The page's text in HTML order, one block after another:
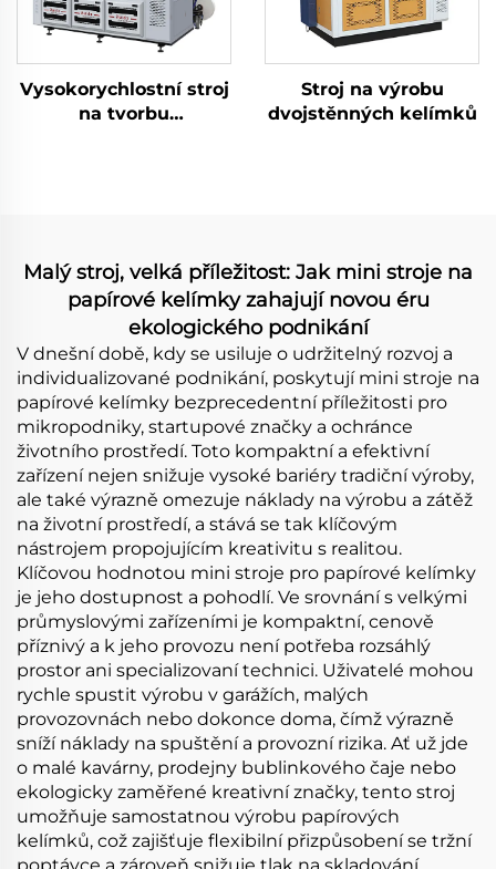
Vysokorychlostní stroj
na tvorbu
Stroj na výrobu
dvojstěnných kelímků
Malý stroj, velká příležitost: Jak mini stroje na
papírové kelímky zahajují novou éru
ekologického podnikání
V dnešní době, kdy se usiluje o udržitelný rozvoj a
individualizované podnikání, poskytují mini stroje na
papírové kelímky bezprecedentní příležitosti pro
mikropodniky, startupové značky a ochránce
životního prostředí. Toto kompaktní a efektivní
zařízení nejen snižuje vysoké bariéry tradiční výroby,
ale také výrazně omezuje náklady na výrobu a zátěž
na životní prostředí, a stává se tak klíčovým
nástrojem propojujícím kreativitu s realitou.
Klíčovou hodnotou mini stroje pro papírové kelímky
je jeho dostupnost a pohodlí. Ve srovnání s velkými
průmyslovými zařízeními je kompaktní, cenově
příznivý a k jeho provozu není potřeba rozsáhlý
prostor ani specializovaní technici. Uživatelé mohou
rychle spustit výrobu v garážích, malých
provozovnách nebo dokonce doma, čímž výrazně
sníží náklady na spuštění a provozní rizika. Ať už jde
o malé kavárny, prodejny bublinkového čaje nebo
ekologicky zaměřené kreativní značky, tento stroj
umožňuje samostatnou výrobu papírových
kelímků, což zajišťuje flexibilní přizpůsobení se tržní
poptávce a zároveň snižuje tlak na skladování.